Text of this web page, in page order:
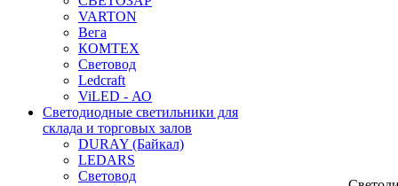
VARTON
Вега
КОМТЕХ
Световод
Ledcraft
ViLED - АО
Светодиодные светильники для
склада и торговых залов
DURAY (Байкал)
LEDARS
Световод